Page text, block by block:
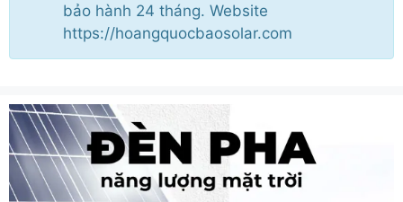
bảo hành 24 tháng. Website
https://hoangquocbaosolar.com